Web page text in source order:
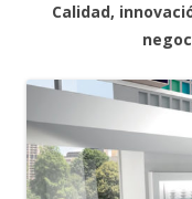
Calidad,